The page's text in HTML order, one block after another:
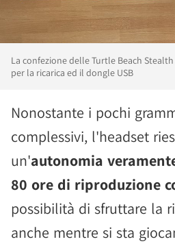
La confezione delle Turtle Beach
per la ricarica ed il dongle USB
Nonostante i pochi
complessivi, l'headset
un'autonomia
80 ore di riproduzione
possibilità di sfruttare la
anche mentre si sta